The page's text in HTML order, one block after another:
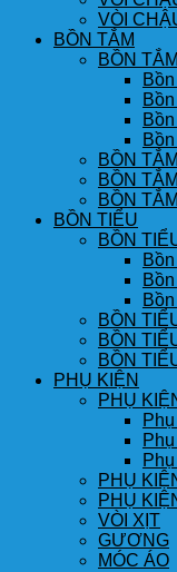
VÒI
BỒN TẮM
BỒN
BỒN
BỒN
BỒN
BỒN TIỂU
BỒN
BỒN
BỒN
BỒN
PHỤ KIỆN
PHỤ
PHỤ
PHỤ
VÒI XỊT
GƯƠNG
MÓC ÁO